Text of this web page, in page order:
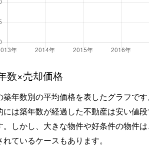
数×売却価格
築年数別の平均価格を表したグラフです
には築年数が経過した不動産は安い値
。しかし、大きな物件や好条件の物件
ているケースもあります。